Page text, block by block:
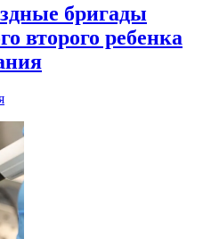
бригады
второго ребенка